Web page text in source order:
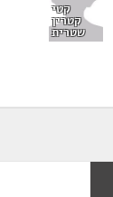
קטי
קטרין
שטרית